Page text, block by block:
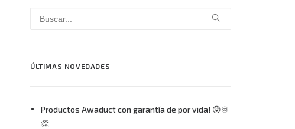
ÚLTIMAS NOVEDADES
Productos Awaduct con garantía de por vida! 😲♾
👏